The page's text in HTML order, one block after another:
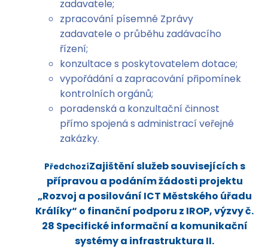
zadavatele;
zpracování písemné Zprávy
zadavatele o průběhu zadávacího
řízení;
konzultace s poskytovatelem dotace;
vypořádání a zapracování připomínek
kontrolních orgánů;
poradenská a konzultační činnost
přímo spojená s administrací veřejné
zakázky.
PředchozíZajištění služeb souvisejících s
přípravou a podáním žádosti projektu
„Rozvoj a posilování ICT Městského úřadu
Králíky“ o finanční podporu z IROP, výzvy č.
28 Specifické informační a komunikační
systémy a infrastruktura II.